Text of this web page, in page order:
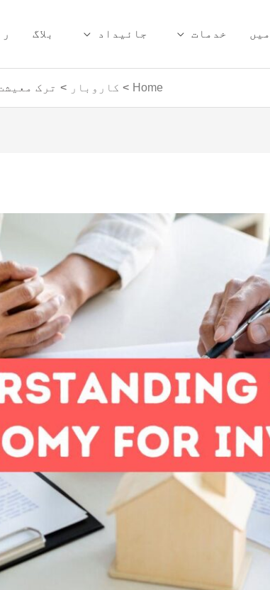
خدمات جائیداد بلاگ
Home کاروبار ترک